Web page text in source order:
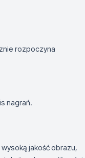
rozpoczyna
nagrań.
jakość obrazu,